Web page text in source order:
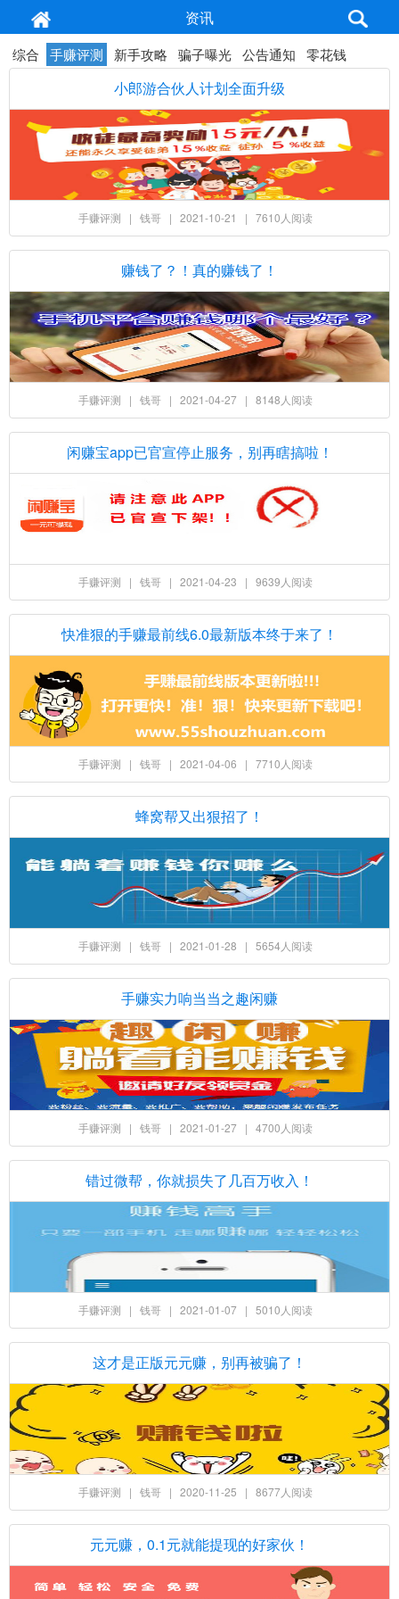
资讯
综合 手赚评测 新手攻略 骗子曝光 公告通知 零花钱
小郎游合伙人计划全面升级
手赚评测 | 钱哥 | 2021-10-21 | 7610人阅读
赚钱了？！真的赚钱了！
手赚评测 | 钱哥 | 2021-04-27 | 8148人阅读
闲赚宝app已官宣停止服务，别再瞎搞啦！
手赚评测 | 钱哥 | 2021-04-23 | 9639人阅读
快准狠的手赚最前线6.0最新版本终于来了！
手赚评测 | 钱哥 | 2021-04-06 | 7710人阅读
蜂窝帮又出狠招了！
手赚评测 | 钱哥 | 2021-01-28 | 5654人阅读
手赚实力响当当之趣闲赚
手赚评测 | 钱哥 | 2021-01-27 | 4700人阅读
错过微帮，你就损失了几百万收入！
手赚评测 | 钱哥 | 2021-01-07 | 5010人阅读
这才是正版元元赚，别再被骗了！
手赚评测 | 钱哥 | 2020-11-25 | 8677人阅读
元元赚，0.1元就能提现的好家伙！